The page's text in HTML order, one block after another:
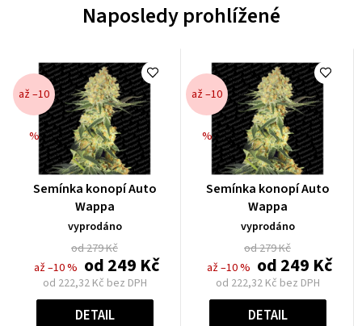
Naposledy prohlížené
až –10
%
Průměrné
hodnocení
produktu
je
5,0
z
hvězdiček.
Semínka konopí Auto
Wappa
vyprodáno
od 279 Kč
až –10 % od249 Kč
od 222,32 Kč bez DPH
Měrná
cena:
DETAIL
až –10
%
Průměrné
hodnocení
produktu
je
5,0
z
hvězdiček.
Semínka konopí Auto
Wappa
vyprodáno
od 279 Kč
až –10 % od249 Kč
od 222,32 Kč bez DPH
Měrná
cena:
DETAIL